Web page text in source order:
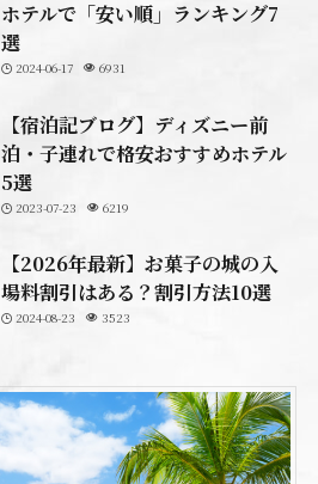
ホテルで「安い順」ランキング7
選
2024-06-17 6931
【宿泊記ブログ】ディズニー前
泊・子連れで格安おすすめホテル
5選
2023-07-23 6219
【2026年最新】お菓子の城の入
場料割引はある？割引方法10選
2024-08-23 3523